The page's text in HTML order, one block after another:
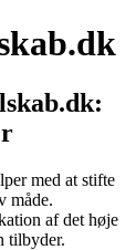
med at stifte
måde.
af det høje
tilbyder.